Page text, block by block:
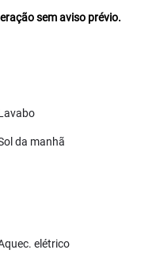
sem aviso prévio.
da manhã
elétrico